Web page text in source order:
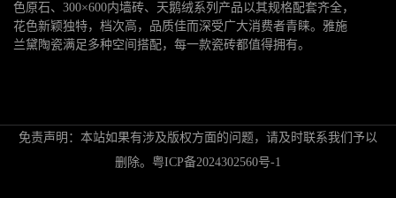
色原石、300×600内墙砖、天鹅绒系列产品以其规格配套齐全，
花色新颖独特，档次高，品质佳而深受广大消费者青睐。雅施
兰黛陶瓷满足多种空间搭配，每一款瓷砖都值得拥有。
免责声明：本站如果有涉及版权方面的问题，请及时联系我们予以
删除。 粤ICP备2024302560号-1